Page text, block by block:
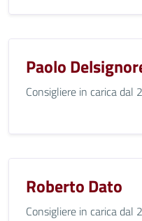
Paolo
Consigliere in carica
Roberto Dato
Consigliere in carica